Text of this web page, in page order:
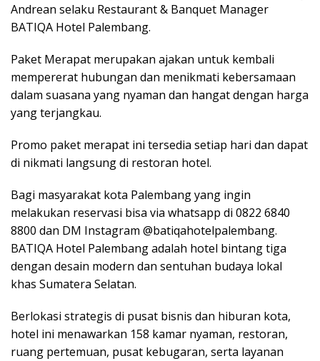
Andrean selaku Restaurant & Banquet Manager
BATIQA Hotel Palembang.
Paket Merapat merupakan ajakan untuk kembali
mempererat hubungan dan menikmati kebersamaan
dalam suasana yang nyaman dan hangat dengan harga
yang terjangkau.
Promo paket merapat ini tersedia setiap hari dan dapat
di nikmati langsung di restoran hotel.
Bagi masyarakat kota Palembang yang ingin
melakukan reservasi bisa via whatsapp di 0822 6840
8800 dan DM Instagram @batiqahotelpalembang.
BATIQA Hotel Palembang adalah hotel bintang tiga
dengan desain modern dan sentuhan budaya lokal
khas Sumatera Selatan.
Berlokasi strategis di pusat bisnis dan hiburan kota,
hotel ini menawarkan 158 kamar nyaman, restoran,
ruang pertemuan, pusat kebugaran, serta layanan